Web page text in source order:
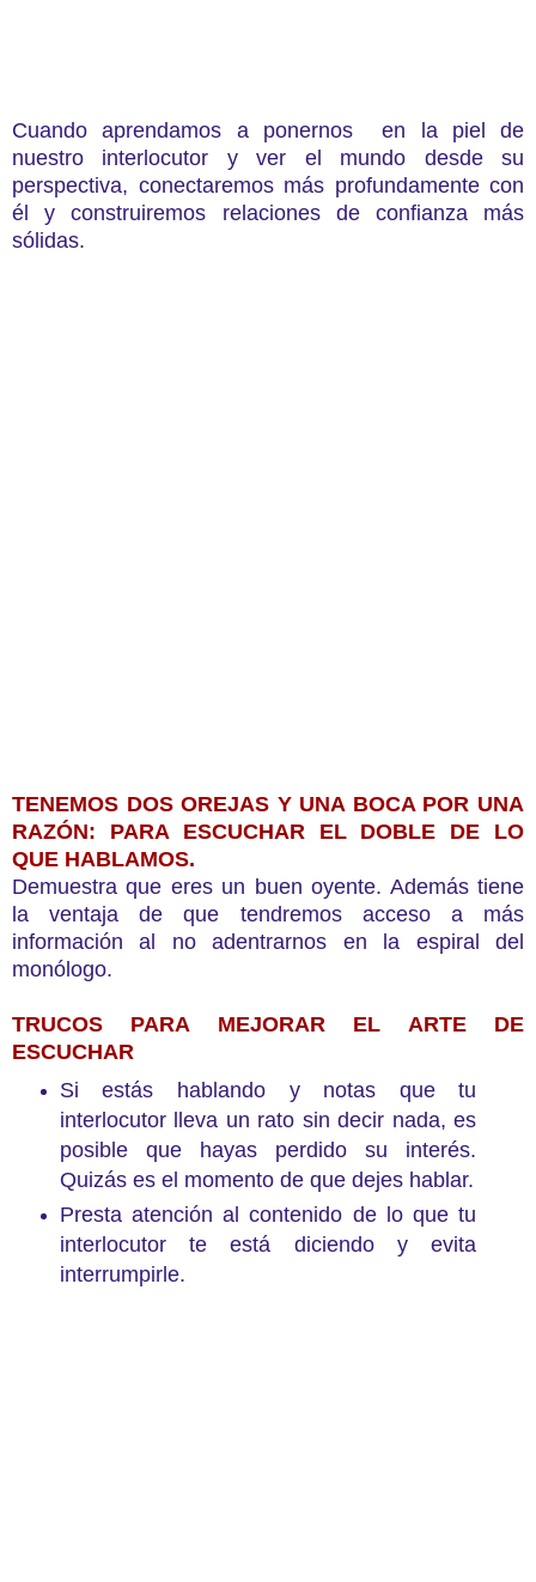
Cuando aprendamos a ponernos en la piel de
nuestro interlocutor y ver el mundo desde su
perspectiva, conectaremos más profundamente con
él y construiremos relaciones de confianza más
sólidas.
TENEMOS DOS OREJAS Y UNA BOCA POR UNA
RAZÓN: PARA ESCUCHAR EL DOBLE DE LO
QUE HABLAMOS.
Demuestra que eres un buen oyente. Además tiene
la ventaja de que tendremos acceso a más
información al no adentrarnos en la espiral del
monólogo.
TRUCOS PARA MEJORAR EL ARTE DE
ESCUCHAR
Si estás hablando y notas que tu
interlocutor lleva un rato sin decir nada, es
posible que hayas perdido su interés.
Quizás es el momento de que dejes hablar.
Presta atención al contenido de lo que tu
interlocutor te está diciendo y evita
interrumpirle.